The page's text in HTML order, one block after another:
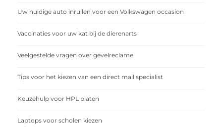
Uw huidige auto inruilen voor een Volkswagen occasion
Vaccinaties voor uw kat bij de dierenarts
Veelgestelde vragen over gevelreclame
Tips voor het kiezen van een direct mail specialist
Keuzehulp voor HPL platen
Laptops voor scholen kiezen